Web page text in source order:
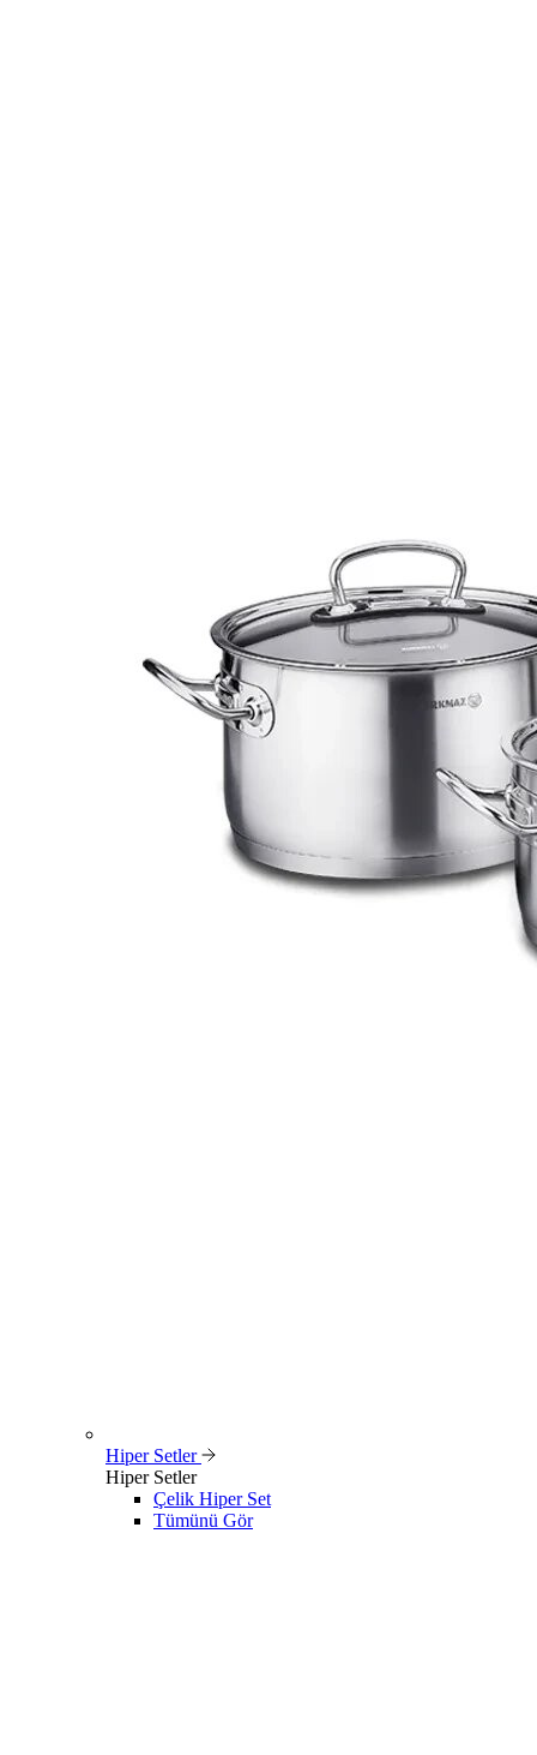
Hiper Setler
Hiper Setler
Çelik Hiper Set
Tümünü Gör